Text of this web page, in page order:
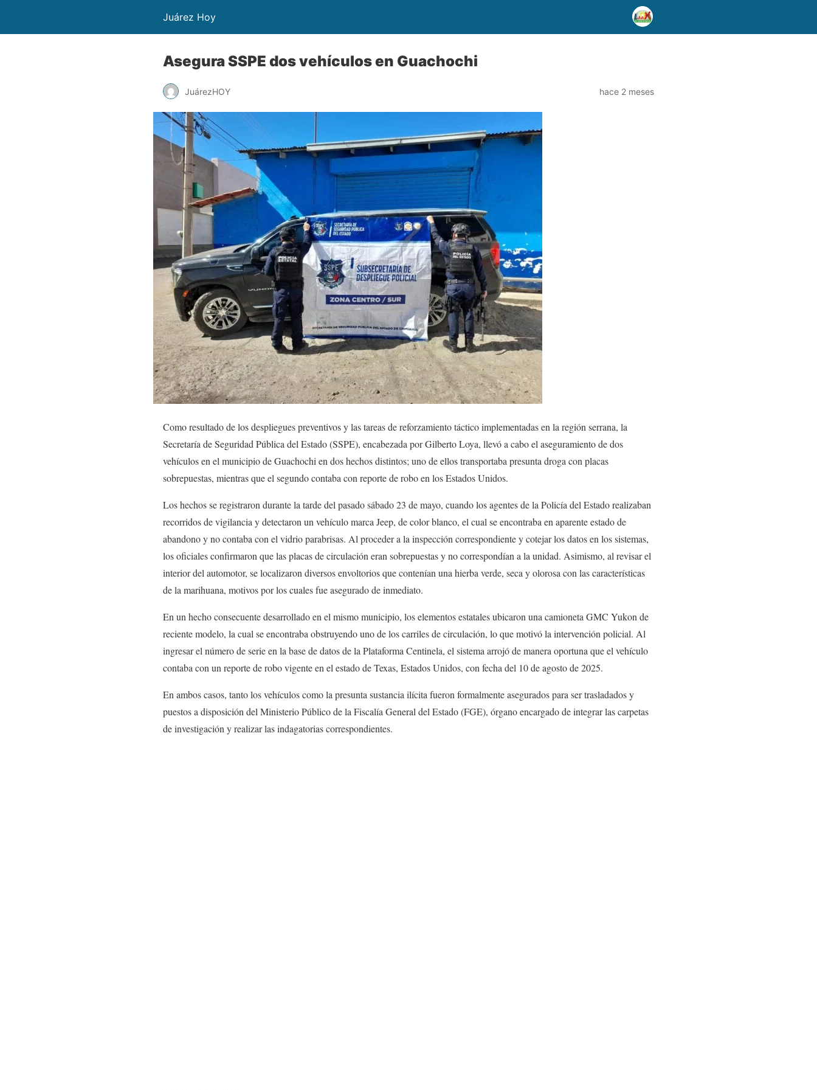
Juárez Hoy
Asegura SSPE dos vehículos en Guachochi
JuárezHOY hace 2 meses
Como resultado de los despliegues preventivos y las tareas de reforzamiento táctico implementadas en la región serrana, la
Secretaría de Seguridad Pública del Estado (SSPE), encabezada por Gilberto Loya, llevó a cabo el aseguramiento de dos
vehículos en el municipio de Guachochi en dos hechos distintos; uno de ellos transportaba presunta droga con placas
sobrepuestas, mientras que el segundo contaba con reporte de robo en los Estados Unidos.
Los hechos se registraron durante la tarde del pasado sábado 23 de mayo, cuando los agentes de la Policía del Estado realizaban
recorridos de vigilancia y detectaron un vehículo marca Jeep, de color blanco, el cual se encontraba en aparente estado de
abandono y no contaba con el vidrio parabrisas. Al proceder a la inspección correspondiente y cotejar los datos en los sistemas,
los oficiales confirmaron que las placas de circulación eran sobrepuestas y no correspondían a la unidad. Asimismo, al revisar el
interior del automotor, se localizaron diversos envoltorios que contenían una hierba verde, seca y olorosa con las características
de la marihuana, motivos por los cuales fue asegurado de inmediato.
En un hecho consecuente desarrollado en el mismo municipio, los elementos estatales ubicaron una camioneta GMC Yukon de
reciente modelo, la cual se encontraba obstruyendo uno de los carriles de circulación, lo que motivó la intervención policial. Al
ingresar el número de serie en la base de datos de la Plataforma Centinela, el sistema arrojó de manera oportuna que el vehículo
contaba con un reporte de robo vigente en el estado de Texas, Estados Unidos, con fecha del 10 de agosto de 2025.
En ambos casos, tanto los vehículos como la presunta sustancia ilícita fueron formalmente asegurados para ser trasladados y
puestos a disposición del Ministerio Público de la Fiscalía General del Estado (FGE), órgano encargado de integrar las carpetas
de investigación y realizar las indagatorias correspondientes.